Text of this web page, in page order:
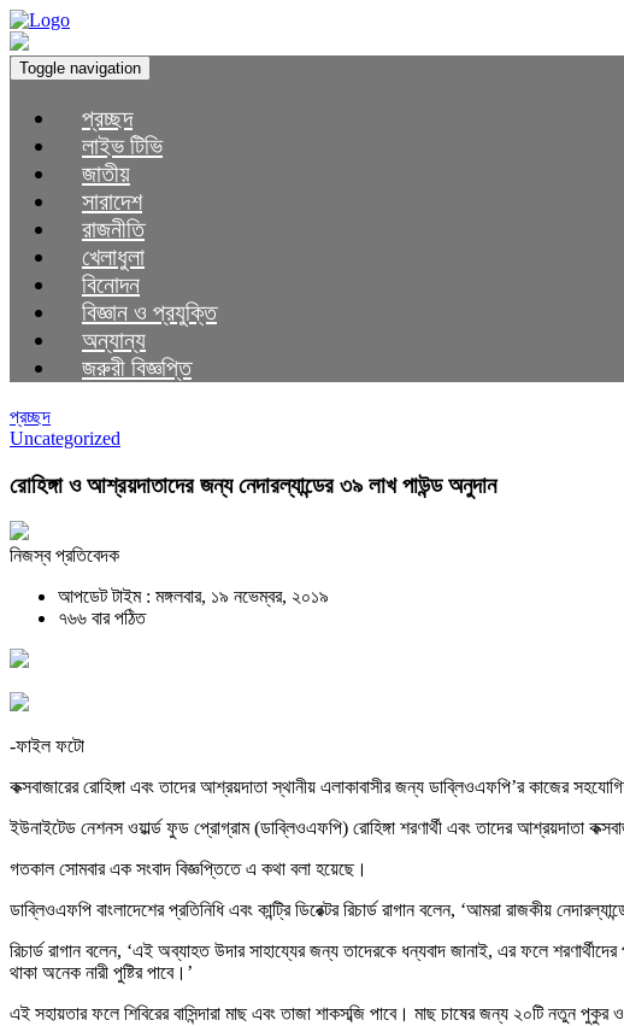
Toggle navigation
প্রচ্ছদ
লাইভ টিভি
জাতীয়
সারাদেশ
রাজনীতি
খেলাধুলা
বিনোদন
বিজ্ঞান ও প্রযুক্তি
অন্যান্য
জরুরী বিজ্ঞপ্তি
প্রচ্ছদ
Uncategorized
রোহিঙ্গা ও আশ্রয়দাতাদের জন্য নেদারল্যান্ডের ৩৯ লাখ পাউন্ড অনুদান
নিজস্ব প্রতিবেদক
আপডেট টাইম : মঙ্গলবার, ১৯ নভেম্বর, ২০১৯
৭৬৬ বার পঠিত
-ফাইল ফটো
কক্সবাজারের রোহিঙ্গা এবং তাদের আশ্রয়দাতা স্থানীয় এলাকাবাসীর জন্য ডাব্লিওএফপি’র কাজের
ইউনাইটেড নেশনস ওয়ার্ল্ড ফুড প্রোগ্রাম (ডাব্লিওএফপি) রোহিঙ্গা শরণার্থী এবং তাদের আশ্রয়দাতা
গতকাল সোমবার এক সংবাদ বিজ্ঞপ্তিতে এ কথা বলা হয়েছে।
ডাব্লিওএফপি বাংলাদেশের প্রতিনিধি এবং কান্ট্রি ডিরেক্টর রিচার্ড রাগান বলেন, ‘আমরা রাজকীয়
রিচার্ড রাগান বলেন, ‘এই অব্যাহত উদার সাহায্যের জন্য তাদেরকে ধন্যবাদ জানাই, এর ফলে
থাকা অনেক নারী পুষ্টির পাবে।’
এই সহায়তার ফলে শিবিরের বাসিন্দারা মাছ এবং তাজা শাকসব্জি পাবে। মাছ চাষের জন্য ২০টি নতুন